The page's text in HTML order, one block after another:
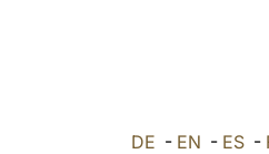
DE - EN - ES -